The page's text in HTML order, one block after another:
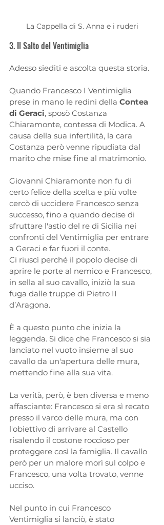
La Cappella di S. Anna e i ruderi
3. Il Salto del Ventimiglia
Adesso siediti e ascolta questa storia.
Quando Francesco I Ventimiglia
prese in mano le redini della Contea
di Geraci, sposò Costanza
Chiaramonte, contessa di Modica. A
causa della sua infertilità, la cara
Costanza però venne ripudiata dal
marito che mise fine al matrimonio.
Giovanni Chiaramonte non fu di
certo felice della scelta e più volte
cercò di uccidere Francesco senza
successo, fino a quando decise di
sfruttare l'astio del re di Sicilia nei
confronti del Ventimiglia per entrare
a Geraci e far fuori il conte.
Ci riuscì perché il popolo decise di
aprire le porte al nemico e Francesco,
in sella al suo cavallo, iniziò la sua
fuga dalle truppe di Pietro II
d’Aragona.
È a questo punto che inizia la
leggenda. Si dice che Francesco si sia
lanciato nel vuoto insieme al suo
cavallo da un'apertura delle mura,
mettendo fine alla sua vita.
La verità, però, è ben diversa e meno
affasciante: Francesco si era sì recato
presso il varco delle mura, ma con
l'obiettivo di arrivare al Castello
risalendo il costone roccioso per
proteggere così la famiglia. Il cavallo
però per un malore morì sul colpo e
Francesco, una volta trovato, venne
ucciso.
Nel punto in cui Francesco
Ventimiglia si lanciò, è stato